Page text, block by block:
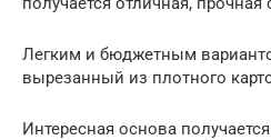
Легким и бюджетным
вырезанный из плотного
Интересная основа